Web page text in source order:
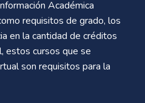
Académica
requisitos de grado, los
en la cantidad de créditos
estos cursos que se
son requisitos para la